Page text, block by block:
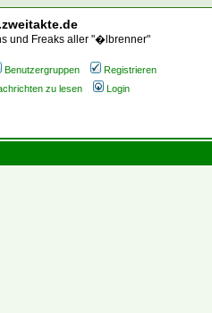
und Freaks aller "�lbrenner"
Benutzergruppen
Registrieren
zu lesen Login